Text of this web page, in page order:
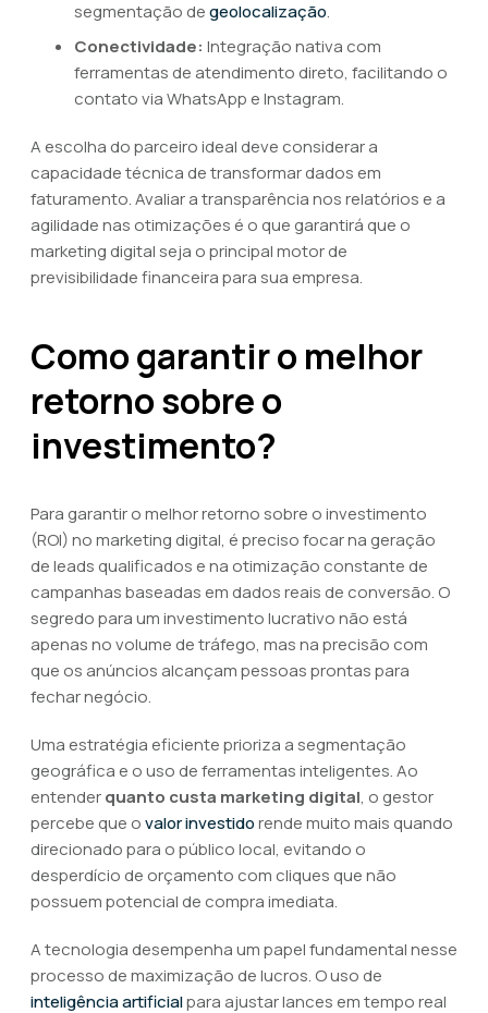
segmentação degeolocalização.
Conectividade: Integração nativa com
ferramentas de atendimento direto, facilitando o
contato via WhatsApp e Instagram.
A escolha do parceiro ideal deve considerar a
capacidade técnica de transformar dados em
faturamento. Avaliar a transparência nos relatórios e a
agilidade nas otimizações é o que garantirá que o
marketing digital seja o principal motor de
previsibilidade financeira para sua empresa.
Como garantir o melhor
retorno sobre o
investimento?
Para garantir o melhor retorno sobre o investimento
(ROI) no marketing digital, é preciso focar na geração
de leads qualificados e na otimização constante de
campanhas baseadas em dados reais de conversão. O
segredo para um investimento lucrativo não está
apenas no volume de tráfego, mas na precisão com
que os anúncios alcançam pessoas prontas para
fechar negócio.
Uma estratégia eficiente prioriza a segmentação
geográfica e o uso de ferramentas inteligentes. Ao
entenderquanto custa marketing digital, o gestor
percebe que ovalor investidorende muito mais quando
direcionado para o público local, evitando o
desperdício de orçamento com cliques que não
possuem potencial de compra imediata.
A tecnologia desempenha um papel fundamental nesse
processo de maximização de lucros. O uso de
inteligência artificialpara ajustar lances em tempo real